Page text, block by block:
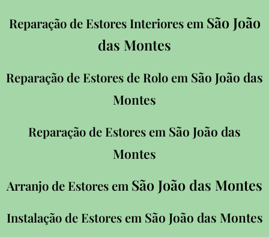
Reparação de Estores Interiores em São João
das Montes
Reparação de Estores de Rolo em São João das
Montes
Reparação de Estores em São João das
Montes
Arranjo de Estores em São João das Montes
Instalação de Estores em São João das Montes